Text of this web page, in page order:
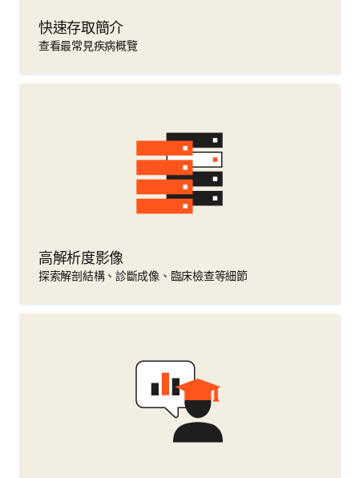
快速存取簡介
查看最常見疾病概覽
高解析度影像
探索解剖結構、診斷成像、臨床檢查等細節